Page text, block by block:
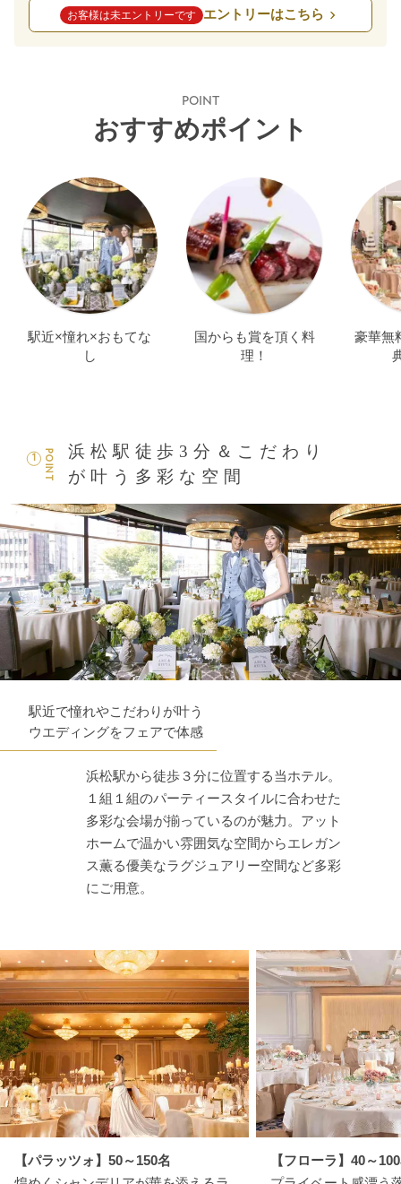
お客様は未エントリーです エントリーはこちら
POINT
おすすめポイント
駅近×憧れ×おもてな
し
国からも賞を頂く料
理！
豪華無
POINT
1
浜松駅徒歩3分＆こだわり
が叶う多彩な空間
駅近で憧れやこだわりが叶う
ウエディングをフェアで体感
浜松駅から徒歩３分に位置する当ホテル。
１組１組のパーティースタイルに合わせた
多彩な会場が揃っているのが魅力。アット
ホームで温かい雰囲気な空間からエレガン
ス薫る優美なラグジュアリー空間など多彩
にご用意。
【パラッツォ】50～150名
【フローラ】40～